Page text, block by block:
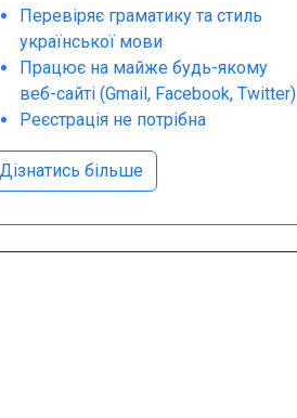
Перевіряє граматику та стиль
української мови
Працює на майже будь-якому
веб-сайті (Gmail, Facebook, Twitter)
Реєстрація не потрібна
Дізнатись більше